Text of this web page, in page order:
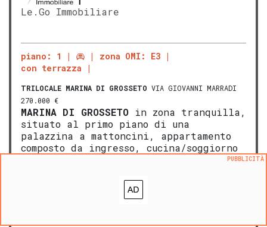
Le.Go Immobiliare
piano: 1
zona OMI: E3
con terrazza
TRILOCALE MARINA DI GROSSETO VIA GIOVANNI MARRADI
270.000 €
MARINA DI GROSSETO in zona tranquilla,
situato al primo piano di una
palazzina a mattoncini, appartamento
composto da ingresso, cucina/soggiorno
bagno con doccia e finestra.
Appartamento ristrutturato nel 2017,
PUBBLICITÀ